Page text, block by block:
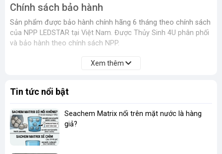
Chính sách bảo hành
Sản phẩm được bảo hành chính hãng 6 tháng theo chính sách
của NPP LEDSTAR tại Việt Nam. Được Thủy Sinh 4U phân phối
và bảo hành theo chính sách NPP.
Xem thêm
Tin tức nổi bật
Seachem Matrix nổi trên mặt nước là hàng
giả?